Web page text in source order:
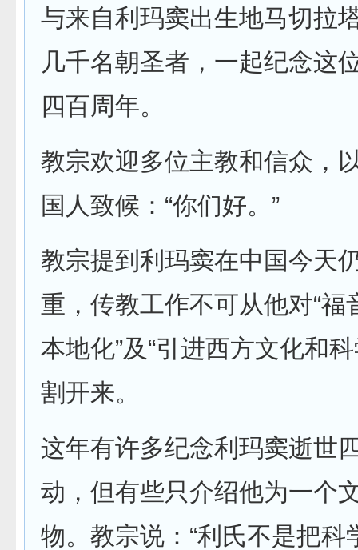
与来自利玛窦出生地马切拉
几千名朝圣者，一起纪念这
四百周年。
教宗欢迎多位主教和信众，
国人致候：“你们好。”
教宗提到利玛窦在中国今天
重，传教工作不可从他对“福
本地化”及“引进西方文化和
割开来。
这年有许多纪念利玛窦逝世
动，但有些只介绍他为一个
物。教宗说：“利氏不是把科